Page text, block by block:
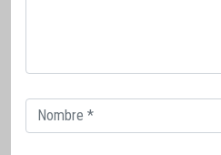
Correo
electrónico